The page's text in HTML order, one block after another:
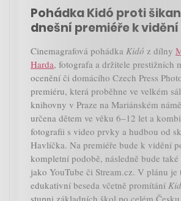
Pohádka Kidó proti
dnešní premiéře k
Cinemagrafová pohádka Kidó z dílny
Harda, fotografa a držitele prestižních
ocenění či domácího Czech Press
premiéru, která proběhne ve velkém
knihovny v Praze na Mariánském
určena dětem ve věku 6–12 let a
fotografii s video prvky a hudbou od
Havlíčka. Na premiéře bude k vidění
kompletní podobě, následně bude
jako YouTube či Stream.cz. V plánu je
edukativní beseda včetně promítání
stupni základních škol po celém Česku.